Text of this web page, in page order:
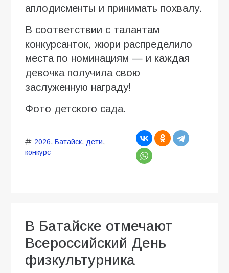
аплодисменты и принимать похвалу.
В соответствии с талантам
конкурсанток, жюри распределило
места по номинациям — и каждая
девочка получила свою
заслуженную награду!
Фото детского сада.
2026, Батайск, дети,
конкурс
В Батайске отмечают
Всероссийский День
физкультурника